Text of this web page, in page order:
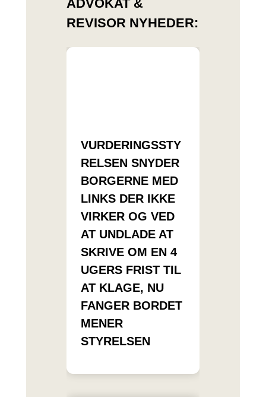
ADVOKAT &
REVISOR NYHEDER:
VURDERINGSSTY
RELSEN SNYDER
BORGERNE MED
LINKS DER IKKE
VIRKER OG VED
AT UNDLADE AT
SKRIVE OM EN 4
UGERS FRIST TIL
AT KLAGE, NU
FANGER BORDET
MENER
STYRELSEN